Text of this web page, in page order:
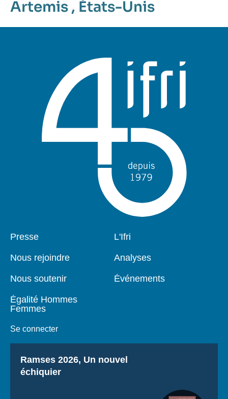
Artemis , États-Unis
Pied
Presse
Nous rejoindre
Nous soutenir
Égalité Hommes
Femmes
Se connecter
Navigation
L'Ifri
Analyses
Événements
Titre
Ramses 2026, Un nouvel
échiquier